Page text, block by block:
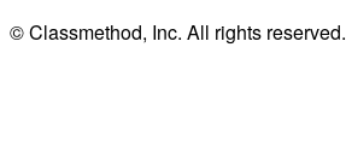
© Classmethod, Inc. All rights reserved.